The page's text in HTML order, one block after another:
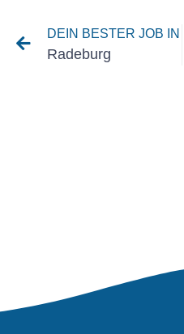
DEIN BESTER JOB IN
Radeburg